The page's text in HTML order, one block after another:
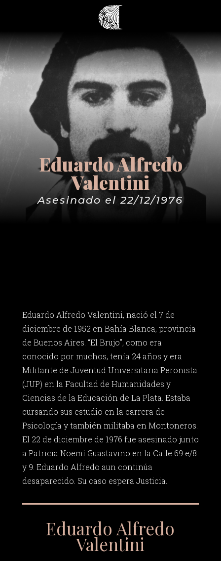
Eduardo Alfredo
Valentini
Asesinado el 22/12/1976
Eduardo Alfredo Valentini, nació el 7 de
diciembre de 1952 en Bahía Blanca, provincia
de Buenos Aires. “El Brujo”, como era
conocido por muchos, tenía 24 años y era
Militante de Juventud Universitaria Peronista
(JUP) en la Facultad de Humanidades y
Ciencias de la Educación de La Plata. Estaba
cursando sus estudio en la carrera de
Psicología y también militaba en Montoneros.
El 22 de diciembre de 1976 fue asesinado junto
a Patricia Noemí Guastavino en la Calle 69 e/8
y 9. Eduardo Alfredo aun continúa
desaparecido. Su caso espera Justicia.
Eduardo Alfredo
Valentini